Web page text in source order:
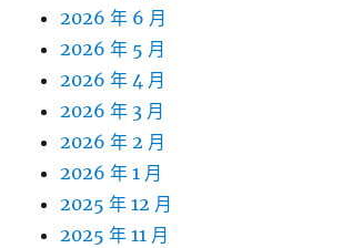
2026 年 6 月
2026 年 5 月
2026 年 4 月
2026 年 3 月
2026 年 2 月
2026 年 1 月
2025 年 12 月
2025 年 11 月